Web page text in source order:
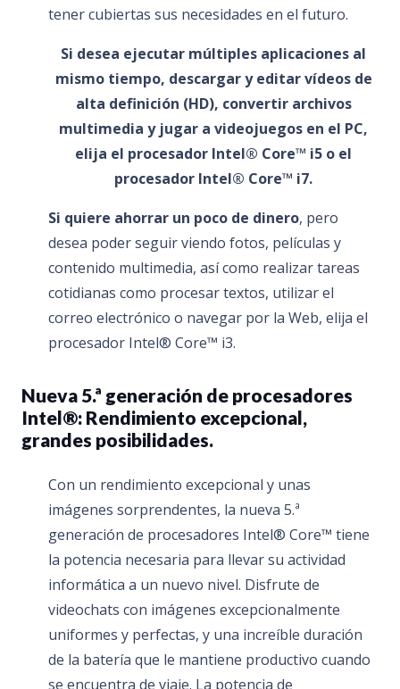
tener cubiertas sus necesidades en el futuro.
Si desea ejecutar múltiples aplicaciones al
mismo tiempo, descargar y editar vídeos de
alta definición (HD), convertir archivos
multimedia y jugar a videojuegos en el PC,
elija el procesador Intel® Core™ i5 o el
procesador Intel® Core™ i7.
Si quiere ahorrar un poco de dinero, pero
desea poder seguir viendo fotos, películas y
contenido multimedia, así como realizar tareas
cotidianas como procesar textos, utilizar el
correo electrónico o navegar por la Web, elija el
procesador Intel® Core™ i3.
Nueva 5.ª generación de procesadores
Intel®: Rendimiento excepcional,
grandes posibilidades.
Con un rendimiento excepcional y unas
imágenes sorprendentes, la nueva 5.ª
generación de procesadores Intel® Core™ tiene
la potencia necesaria para llevar su actividad
informática a un nuevo nivel. Disfrute de
videochats con imágenes excepcionalmente
uniformes y perfectas, y una increíble duración
de la batería que le mantiene productivo cuando
se encuentra de viaje. La potencia de